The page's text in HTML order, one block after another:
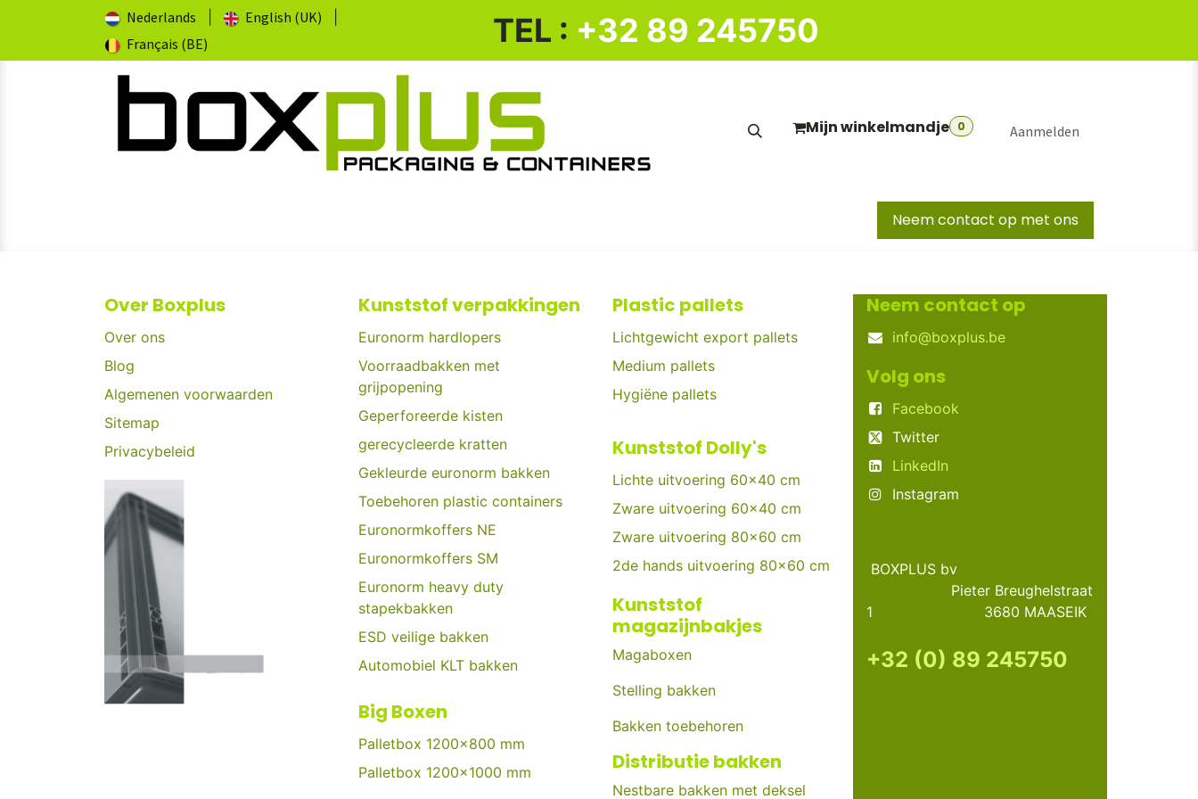
Overslaan naar inhoudNederlands English (UK)
Français (BE)
​ TEL : +32 89 245750
Mijn winkelmandje 0 Aanmelden
BIG BOXEN EURONORM KOFFERS
Neem contact op met ons
Over Boxplus
Over ons
Blog
Algemenen voorwaarden
Sitemap
Privacybeleid
Kunststof verpakkingen
Euronorm hardlopers
Voorraadbakken met
grijpopening
Geperforeerde kisten
gerecycleerde kratten
Gekleurde euronorm bakken
Toebehoren plastic containers
Euronormkoffers NE
Euronormkoffers SM
Euronorm heavy duty
stapekbakken
ESD veilige bakken
Automobiel KLT bakken
Big Boxen
Palletbox 1200x800 mm
Palletbox 1200x1000 mm
Plastic pallets
Lichtgewicht export pallets
Medium pallets
Hygiëne pallets
Kunststof Dolly's
Lichte uitvoering 60x40 cm
Zware uitvoering 60x40 cm
Zware uitvoering 80x60 cm
2de hands uitvoering 80x60 cm
Kunststof
magazijnbakjes
Magaboxen
Stelling bakken
Bakken toebehoren
Distributie bakken
Nestbare bakken met deksel
Neem contact op
info@boxplus.be
Volg ons
Facebook
Twitter
LinkedIn
Instagram
BOXPLUS bv
Pieter Breughelstraat
1 3680 MAASEIK
+32 (0) 89 245750